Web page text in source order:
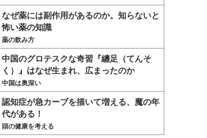
なぜ薬には副作用があるのか。知らないと
怖い薬の知識
薬の飲み方
中国のグロテスクな奇習『纏足（てんそ
く）』はなぜ生まれ、広まったのか
中国は奥深い
認知症が急カーブを描いて増える、魔の年
代がある！
頭の健康を考える